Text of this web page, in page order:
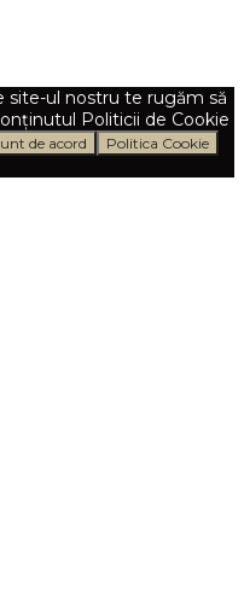
site-ul nostru te rugăm să
Politicii de Cookie
de acord Politica Cookie